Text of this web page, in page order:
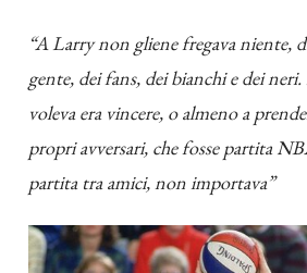
“A Larry non gliene fregava niente,
gente, dei fans, dei bianchi e dei neri.
voleva era vincere, o almeno a
propri avversari, che fosse partita
partita tra amici, non importava”